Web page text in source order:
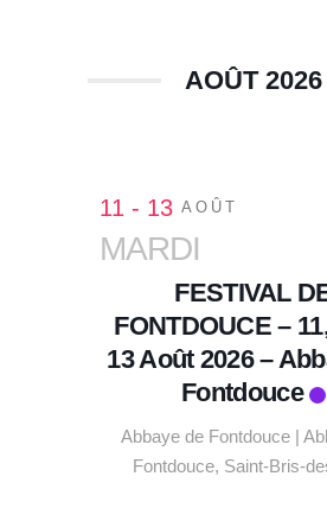
AOÛT 2026
11 - 13 AOÛT
MARDI
FESTIVAL
FONTDOUCE –
13 Août 2026 –
Fontdouce
Abbaye de Fontdouce |
Fontdouce, Saint-Bris-